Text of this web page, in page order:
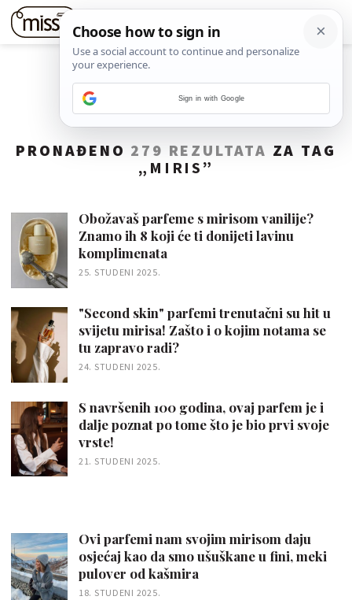
PRONAĐENO 279 REZULTATA ZA TAG
„ MIRIS ”
Obožavaš parfeme s mirisom vanilije?
Znamo ih 8 koji će ti donijeti lavinu
komplimenata
25. STUDENI 2025.
"Second skin" parfemi trenutačni su hit u
svijetu mirisa! Zašto i o kojim notama se
tu zapravo radi?
24. STUDENI 2025.
S navršenih 100 godina, ovaj parfem je i
dalje poznat po tome što je bio prvi svoje
vrste!
21. STUDENI 2025.
Ovi parfemi nam svojim mirisom daju
osjećaj kao da smo ušuškane u fini, meki
pulover od kašmira
18. STUDENI 2025.
Sign in with Google